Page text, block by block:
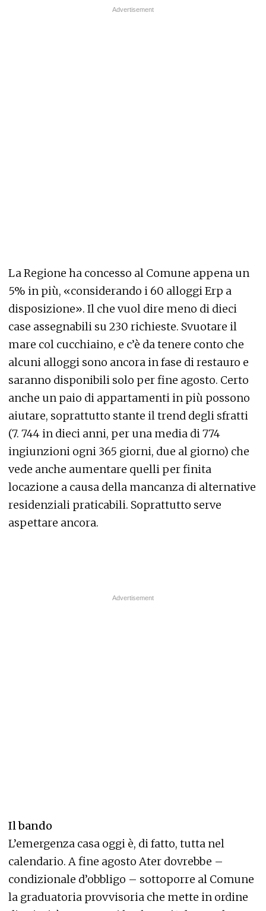
La Regione ha concesso al Comune appena un
5% in più, «considerando i 60 alloggi Erp a
disposizione». Il che vuol dire meno di dieci
case assegnabili su 230 richieste. Svuotare il
mare col cucchiaino, e c’è da tenere conto che
alcuni alloggi sono ancora in fase di restauro e
saranno disponibili solo per fine agosto. Certo
anche un paio di appartamenti in più possono
aiutare, soprattutto stante il trend degli sfratti
(7. 744 in dieci anni, per una media di 774
ingiunzioni ogni 365 giorni, due al giorno) che
vede anche aumentare quelli per finita
locazione a causa della mancanza di alternative
residenziali praticabili. Soprattutto serve
aspettare ancora.
Il bando
L’emergenza casa oggi è, di fatto, tutta nel
calendario. A fine agosto Ater dovrebbe –
condizionale d’obbligo – sottoporre al Comune
la graduatoria provvisoria che mette in ordine